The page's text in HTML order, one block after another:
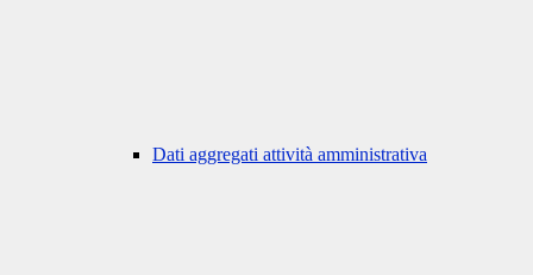
Dati aggregati attività amministrativa